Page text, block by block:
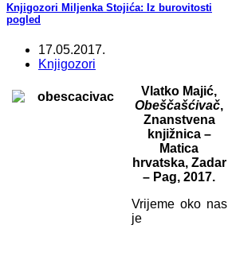
Knjigozori Miljenka Stojića: Iz burovitosti
pogled
17.05.2017.
Knjigozori
Vlatko Majić,
Obeščašćivač,
Znanstvena
knjižnica –
Matica
hrvatska, Zadar
– Pag, 2017.
Vrijeme oko nas
je